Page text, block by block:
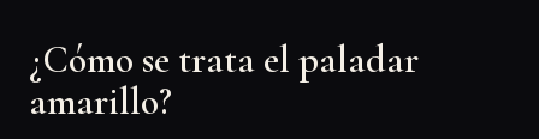
¿Cómo se trata el paladar
amarillo?